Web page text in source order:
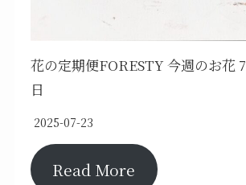
花の定期便FORESTY 今週のお花
日
2025-07-23
Read More